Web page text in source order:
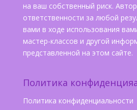
на ваш собственный риск.
ответственности за любой
вами в ходе использования
мастер-классов и другой
представленной на этом сайте.
Политика
Политика конфиденциальности